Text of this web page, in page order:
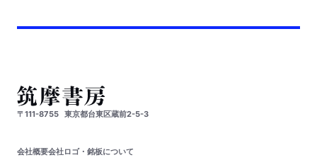
〒111-8755 東京都台東区蔵前2-5-3
会社概要会社ロゴ・銘板について